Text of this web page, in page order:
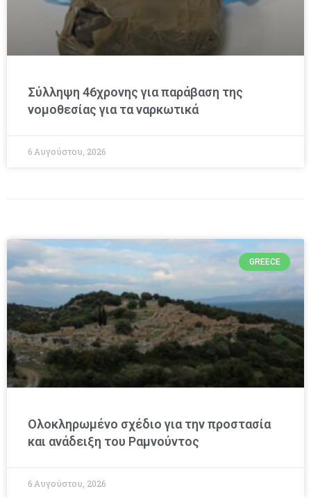
Σύλληψη 46χρονης για παράβαση της
νομοθεσίας για τα ναρκωτικά
6 Αυγούστου, 2026
GREECE
Ολοκληρωμένο σχέδιο για την προστασία
και ανάδειξη του Ραμνούντος
6 Αυγούστου, 2026